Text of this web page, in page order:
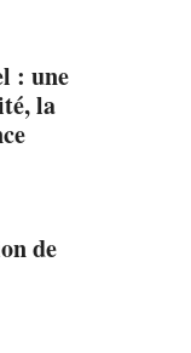
: une
la
de